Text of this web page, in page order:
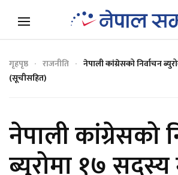
गृहपृष्ठ राजनीति
नेपाली कांग्रेसको निर्वाचन
(सूचीसहित)
नेपाली कांग्रेसको
ब्युरोमा १७